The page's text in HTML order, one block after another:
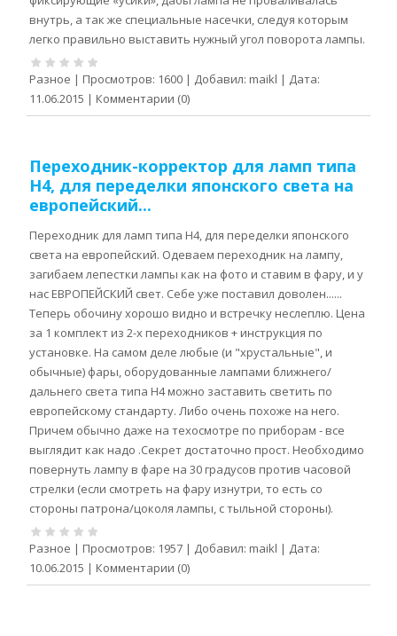
внутрь, а так же специальные насечки, следуя которым
легко правильно выставить нужный угол поворота лампы.
Разное | Просмотров: 1600 | Добавил: maikl | Дата:
11.06.2015 | Комментарии (0)
Переходник-корректор для ламп типа
Н4, для переделки японского света на
европейский...
Переходник для ламп типа Н4, для переделки японского
света на европейский. Одеваем переходник на лампу,
загибаем лепестки лампы как на фото и ставим в фару, и у
нас ЕВРОПЕЙСКИЙ свет. Себе уже поставил доволен......
Теперь обочину хорошо видно и встречку неслеплю. Цена
за 1 комплект из 2-х переходников + инструкция по
установке. На самом деле любые (и "хрустальные", и
обычные) фары, оборудованные лампами ближнего/
дальнего света типа H4 можно заставить светить по
европейскому стандарту. Либо очень похоже на него.
Причем обычно даже на техосмотре по приборам - все
выглядит как надо .Секрет достаточно прост. Необходимо
повернуть лампу в фаре на 30 градусов против часовой
стрелки (если смотреть на фару изнутри, то есть со
стороны патрона/цоколя лампы, с тыльной стороны).
Разное | Просмотров: 1957 | Добавил: maikl | Дата:
10.06.2015 | Комментарии (0)